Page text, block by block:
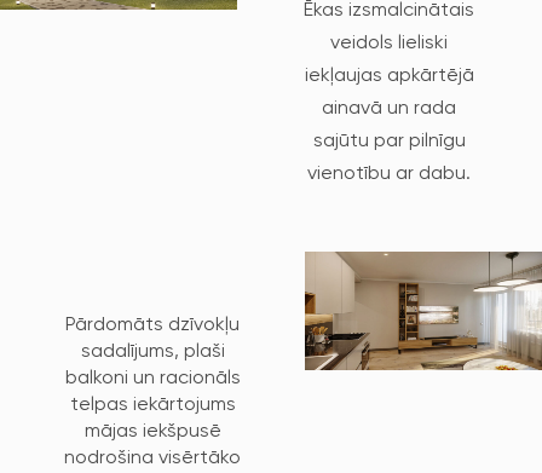
Ēkas izsmalcinātais
veidols lieliski
iekļaujas apkārtējā
ainavā un rada
sajūtu par pilnīgu
vienotību ar dabu.
Pārdomāts dzīvokļu
sadalījums, plaši
balkoni un racionāls
telpas iekārtojums
mājas iekšpusē
nodrošina visērtāko